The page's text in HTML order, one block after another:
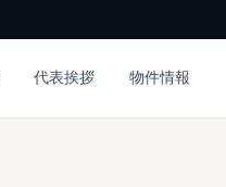
代表挨拶 物件情報